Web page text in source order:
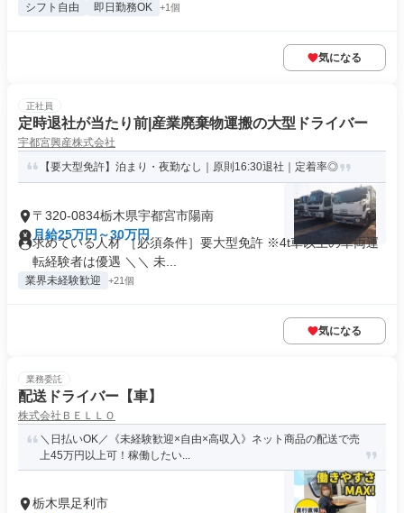
シフト自由 即日勤務OK +1個
気になる
正社員
定時退社が当たり前|産業廃棄物運搬の大型ドライバー
宇都宮興産株式会社
【要大型免許】泊まり・夜勤なし｜原則16:30退社｜定着率◎
〒320-0834栃木県宇都宮市陽南
月給25万円～30万円
求めている人材 ［必須条件］要大型免許 ※4t車以上の車両運
転経験者は優遇 ＼＼ 未...
業界未経験歓迎 +21個
気になる
業務委託
配送ドライバー【車】
株式会社ＢＥＬＬＯ
＼日払いOK／《未経験歓迎×自由×高収入》ネット商品の配送で売
上45万円以上可！稼働したい...
栃木県足利市